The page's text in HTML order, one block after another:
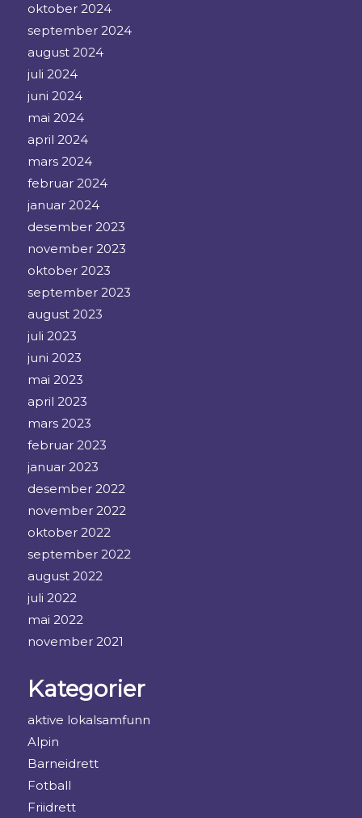
oktober 2024
september 2024
august 2024
juli 2024
juni 2024
mai 2024
april 2024
mars 2024
februar 2024
januar 2024
desember 2023
november 2023
oktober 2023
september 2023
august 2023
juli 2023
juni 2023
mai 2023
april 2023
mars 2023
februar 2023
januar 2023
desember 2022
november 2022
oktober 2022
september 2022
august 2022
juli 2022
mai 2022
november 2021
Kategorier
aktive lokalsamfunn
Alpin
Barneidrett
Fotball
Friidrett